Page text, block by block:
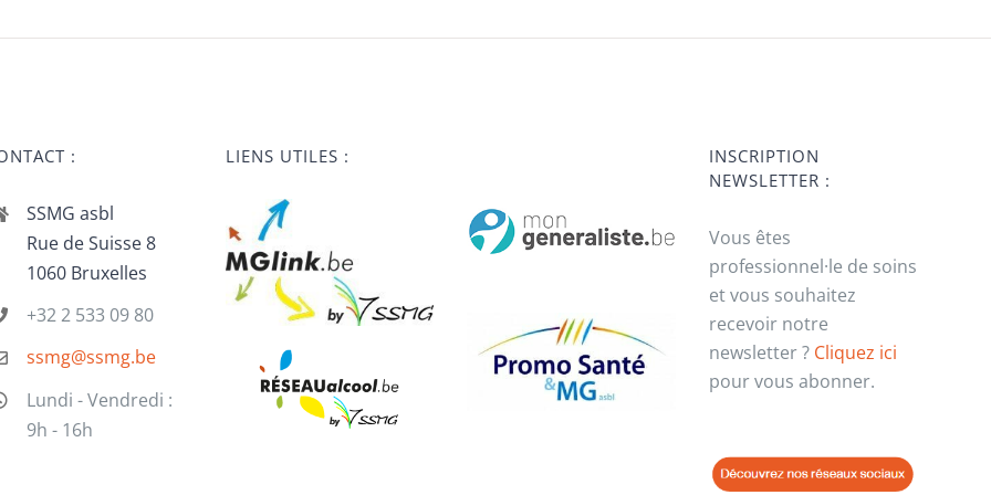
:
SSMG asbl
Rue de Suisse 8
1060 Bruxelles
+32 2 533 09 80
ssmg@ssmg.be
Lundi - Vendredi :
9h - 16h
LIENS UTILES :
INSCRIPTION
NEWSLETTER :
Vous êtes
professionnel·le de soins
et vous souhaitez
recevoir notre
newsletter ? Cliquez ici
pour vous abonner.